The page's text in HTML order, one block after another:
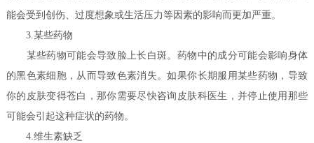
能会受到创伤、过度想象或生活压力等因素的影响而更加严重。
3.某些药物
某些药物可能会导致脸上长白斑。药物中的成分可能会影响身体
的黑色素细胞，从而导致色素消失。如果你长期服用某些药物，导致
你的皮肤变得苍白，那你需要尽快咨询皮肤科医生，并停止使用那些
可能会引起这种症状的药物。
4.维生素缺乏